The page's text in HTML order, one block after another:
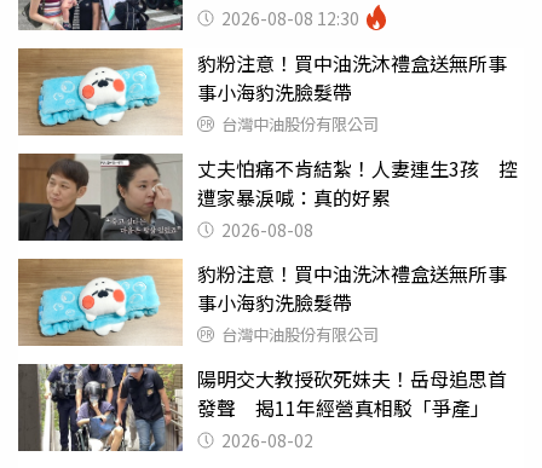
2026-08-08 12:30
豹粉注意！買中油洗沐禮盒送無所事
事小海豹洗臉髮帶
台灣中油股份有限公司
丈夫怕痛不肯結紮！人妻連生3孩 控
遭家暴淚喊：真的好累
2026-08-08
豹粉注意！買中油洗沐禮盒送無所事
事小海豹洗臉髮帶
台灣中油股份有限公司
陽明交大教授砍死妹夫！岳母追思首
發聲 揭11年經營真相駁「爭產」
2026-08-02